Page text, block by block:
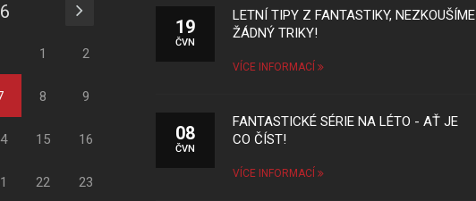
1 2
8 9
15 16
22 23
19
ČVN
LETNÍ TIPY Z FANTASTIKY, NEZKOUŠÍME
ŽÁDNÝ TRIKY!
VÍCE INFORMACÍ
08
ČVN
FANTASTICKÉ SÉRIE NA LÉTO - AŤ JE
CO ČÍST!
VÍCE INFORMACÍ